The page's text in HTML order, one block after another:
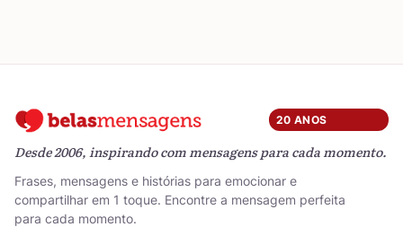
20 ANOS
Desde 2006, inspirando com mensagens para cada momento.
Frases, mensagens e histórias para emocionar e
compartilhar em 1 toque. Encontre a mensagem perfeita
para cada momento.